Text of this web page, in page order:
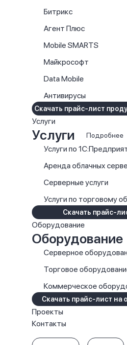
Битрикс
Агент Плюс
Mobile SMARTS
Майкрософт
Data Mobile
Антивирусы
Скачать прайс-лист
Услуги
Услуги Подробнее
Услуги по
Аренда облачных
Серверные услуги
Услуги по торговому
Скачать прайс-
Оборудование
Оборудование
Серверное
Торговое
Коммерческое
Скачать прайс-лист на
Проекты
Контакты